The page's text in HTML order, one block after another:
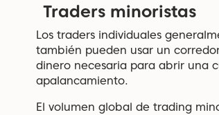
Traders minoristas
Los traders individuales
también pueden usar un
dinero necesaria para abrir una
apalancamiento.
El volumen global de trading